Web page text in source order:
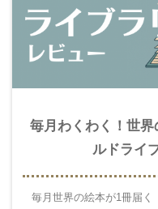
毎月わくわく！世
ルドライ
毎月世界の絵本が1冊届く